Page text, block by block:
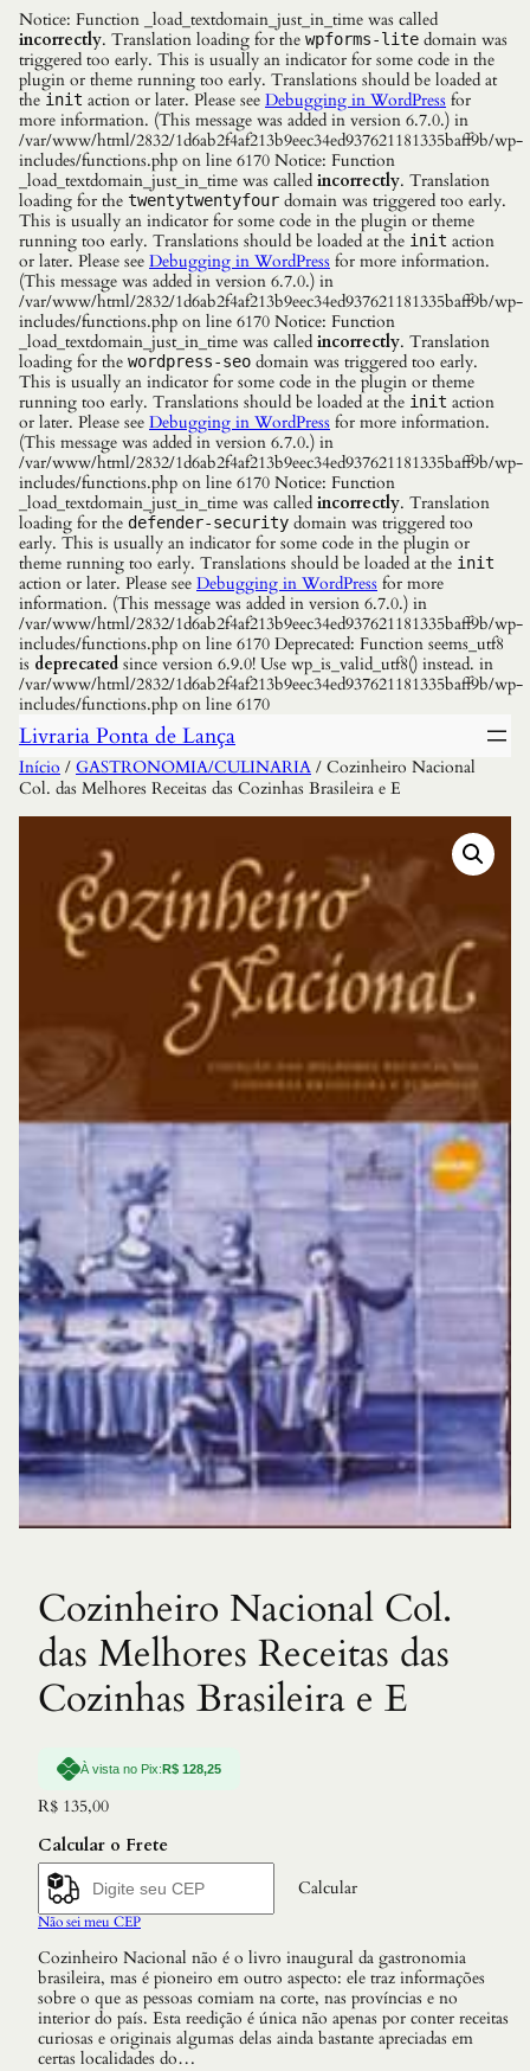
Notice: Function _load_textdomain_just_in_time was called
incorrectly. Translation loading for the wpforms-lite domain was
triggered too early. This is usually an indicator for some code in the
plugin or theme running too early. Translations should be loaded at
the init action or later. Please see Debugging in WordPress for
more information. (This message was added in version 6.7.0.) in
/var/www/html/2832/1d6ab2f4af213b9eec34ed937621181335baff9b/wp-
includes/functions.php on line 6170 Notice: Function
_load_textdomain_just_in_time was called incorrectly. Translation
loading for the twentytwentyfour domain was triggered too early.
This is usually an indicator for some code in the plugin or theme
running too early. Translations should be loaded at the init action
or later. Please see Debugging in WordPress for more information.
(This message was added in version 6.7.0.) in
/var/www/html/2832/1d6ab2f4af213b9eec34ed937621181335baff9b/wp-
includes/functions.php on line 6170 Notice: Function
_load_textdomain_just_in_time was called incorrectly. Translation
loading for the wordpress-seo domain was triggered too early.
This is usually an indicator for some code in the plugin or theme
running too early. Translations should be loaded at the init action
or later. Please see Debugging in WordPress for more information.
(This message was added in version 6.7.0.) in
/var/www/html/2832/1d6ab2f4af213b9eec34ed937621181335baff9b/wp-
includes/functions.php on line 6170 Notice: Function
_load_textdomain_just_in_time was called incorrectly. Translation
loading for the defender-security domain was triggered too
early. This is usually an indicator for some code in the plugin or
theme running too early. Translations should be loaded at the init
action or later. Please see Debugging in WordPress for more
information. (This message was added in version 6.7.0.) in
/var/www/html/2832/1d6ab2f4af213b9eec34ed937621181335baff9b/wp-
includes/functions.php on line 6170 Deprecated: Function seems_utf8
is deprecated since version 6.9.0! Use wp_is_valid_utf8() instead. in
/var/www/html/2832/1d6ab2f4af213b9eec34ed937621181335baff9b/wp-
includes/functions.php on line 6170
Livraria Ponta de Lança
Início / GASTRONOMIA/CULINARIA / Cozinheiro Nacional
Col. das Melhores Receitas das Cozinhas Brasileira e E
Cozinheiro Nacional Col.
das Melhores Receitas das
Cozinhas Brasileira e E
À vista no Pix:R$ 128,25
R$ 135,00
Calcular o Frete
Calcular
Não sei meu CEP
Cozinheiro Nacional não é o livro inaugural da gastronomia
brasileira, mas é pioneiro em outro aspecto: ele traz informações
sobre o que as pessoas comiam na corte, nas províncias e no
interior do país. Esta reedição é única não apenas por conter receitas
curiosas e originais algumas delas ainda bastante apreciadas em
certas localidades do…